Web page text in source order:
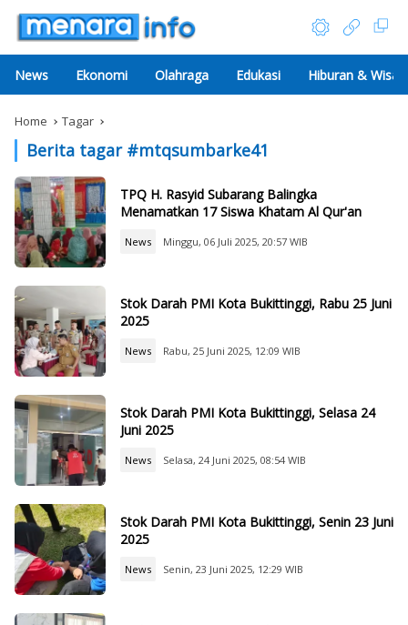
News Ekonomi Olahraga Edukasi Hiburan &
Home Tagar
Berita tagar #mtqsumbarke41
TPQ H. Rasyid Subarang Balingka
Menamatkan 17 Siswa Khatam Al Qur'an
News Minggu, 06 Juli 2025, 20:57 WIB
Stok Darah PMI Kota Bukittinggi, Rabu 25 Juni
2025
News Rabu, 25 Juni 2025, 12:09 WIB
Stok Darah PMI Kota Bukittinggi, Selasa 24
Juni 2025
News Selasa, 24 Juni 2025, 08:54 WIB
Stok Darah PMI Kota Bukittinggi, Senin 23 Juni
2025
News Senin, 23 Juni 2025, 12:29 WIB